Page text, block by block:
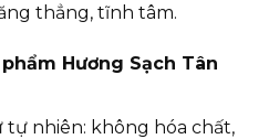
thẳng, tĩnh tâm.
Hương Sạch Tân
tự nhiên: không hóa chất,